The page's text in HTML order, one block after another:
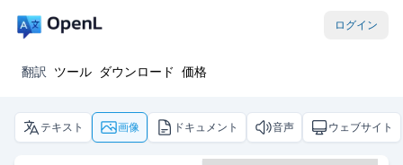
ログイン
翻訳 ツール ダウンロード 価格
テキスト 画像 ドキュメント 音声 ウェブサイト